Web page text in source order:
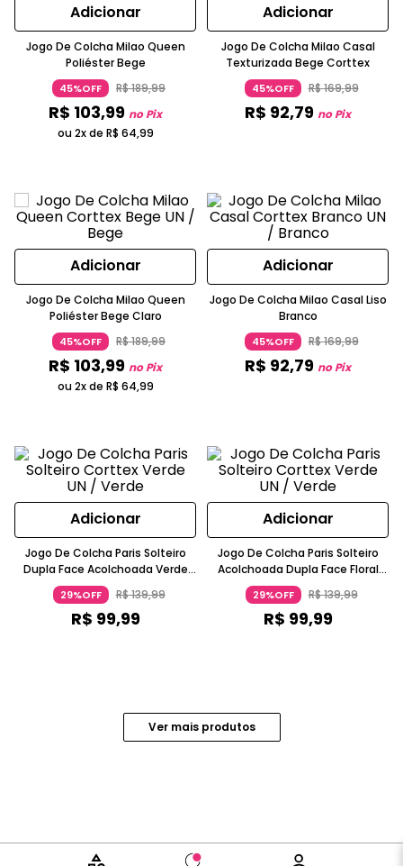
Adicionar
Jogo De Colcha Milao Queen
Poliéster Bege
45%OFF R$189,99
R$ 103,99 no Pix
ou 2x de R$ 64,99
Adicionar
Jogo De Colcha Milao Casal
Texturizada Bege Corttex
45%OFF R$169,99
R$ 92,79 no Pix
Adicionar
Jogo De Colcha Milao Queen
Poliéster Bege Claro
45%OFF R$189,99
R$ 103,99 no Pix
ou 2x de R$ 64,99
Adicionar
Jogo De Colcha Milao Casal Liso
Branco
45%OFF R$169,99
R$ 92,79 no Pix
Adicionar
Jogo De Colcha Paris Solteiro
Dupla Face Acolchoada Verde
Corttex
29%OFF R$139,99
R$ 99,99
Adicionar
Jogo De Colcha Paris Solteiro
Acolchoada Dupla Face Floral
Bege
29%OFF R$139,99
R$ 99,99